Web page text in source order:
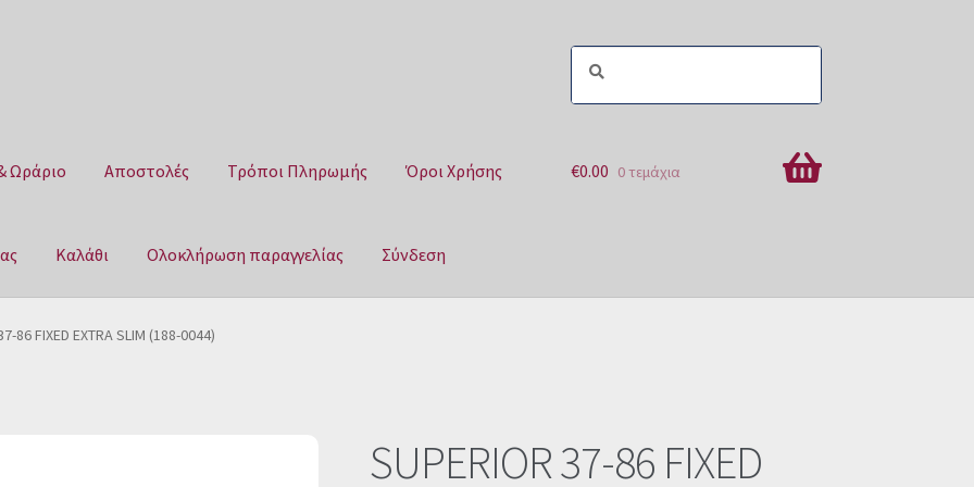
Ωράριο Αποστολές Τρόποι Πληρωμής Όροι Χρήσης
Καλάθι Ολοκλήρωση παραγγελίας Σύνδεση
Τρόποι Πληρωμής
€0.00 0 τεμάχια
86 FIXED EXTRA SLIM (188-0044)
SUPERIOR 37-86 FIXED